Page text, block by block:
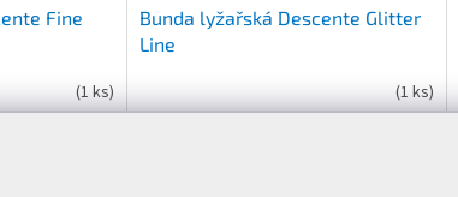
Fine
(1 ks)
Bunda lyžařská Descente Glitter
Line
(1 ks)